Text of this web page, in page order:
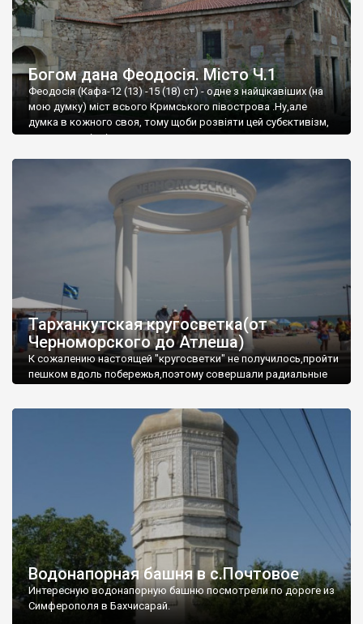
Богом дана Феодосія. Місто Ч.1
Феодосія (Кафа-12 (13) -15 (18) ст) - одне з найцікавіших (на
мою думку) міст всього Кримського півострова .Ну,але
думка в кожного своя, тому щоби розвіяти цей субєктивізм,
запрошую відвідати це
Тарханкутская кругосветка(от
Черноморского до Атлеша)
К сожалению настоящей "кругосветки" не получилось,пройти
пешком вдоль побережья,поэтому совершали радиальные
Водонапорная башня в с.Почтовое
Интересную водонапорную башню посмотрели по дороге из
Симферополя в Бахчисарай.